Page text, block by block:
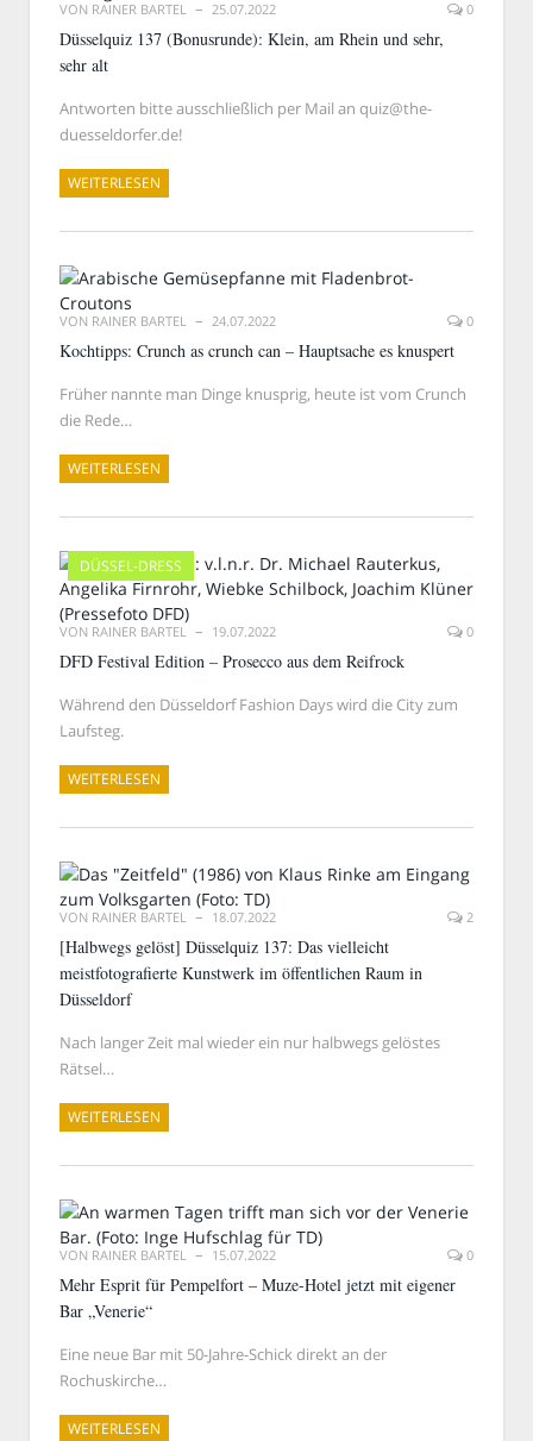
VON RAINER BARTEL 25.07.2022 0
Düsselquiz 137 (Bonusrunde): Klein, am Rhein und sehr,
sehr alt
Antworten bitte ausschließlich per Mail an quiz@the-
duesseldorfer.de!
WEITERLESEN
VON RAINER BARTEL 24.07.2022 0
Kochtipps: Crunch as crunch can – Hauptsache es knuspert
Früher nannte man Dinge knusprig, heute ist vom Crunch
die Rede…
WEITERLESEN
DÜSSEL-DRESS
VON RAINER BARTEL 19.07.2022 0
DFD Festival Edition – Prosecco aus dem Reifrock
Während den Düsseldorf Fashion Days wird die City zum
Laufsteg.
WEITERLESEN
VON RAINER BARTEL 18.07.2022 2
[Halbwegs gelöst] Düsselquiz 137: Das vielleicht
meistfotografierte Kunstwerk im öffentlichen Raum in
Düsseldorf
Nach langer Zeit mal wieder ein nur halbwegs gelöstes
Rätsel…
WEITERLESEN
VON RAINER BARTEL 15.07.2022 0
Mehr Esprit für Pempelfort – Muze-Hotel jetzt mit eigener
Bar „Venerie“
Eine neue Bar mit 50-Jahre-Schick direkt an der
Rochuskirche…
WEITERLESEN